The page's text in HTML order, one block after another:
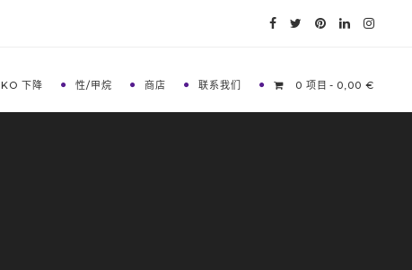
KO 下降 性/甲烷 商店 联系我们 0 项目 0,00 €